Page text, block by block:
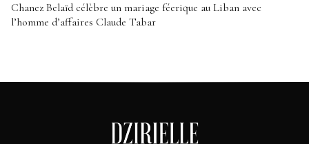
Chanez Belaïd célèbre un mariage féerique au Liban avec
l’homme d’affaires Claude Tabar